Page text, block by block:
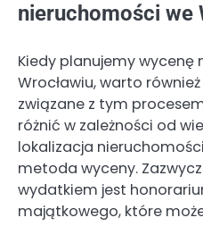
nieruchomości we
Kiedy planujemy wycenę
Wrocławiu, warto
związane z tym
różnić w zależności od
lokalizacja
metoda wyceny.
wydatkiem jest
majątkowego, które